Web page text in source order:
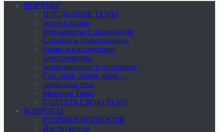
ФОРУМЫ
ПОСЛЕДНИЕ ТЕМЫ
земля и право
фундаменты и перекрытия
Стройка и Домовладение
стены и конструкции
электричество
коммуникации и отопление
Cад, двор, гараж, баня…
свободная тема
Местные Темы
СОЗДАТЬ СВОЮ ТЕМУ
ВОПРОСЫ
РУБРИКИ ВОПРОСОВ
Инструменты